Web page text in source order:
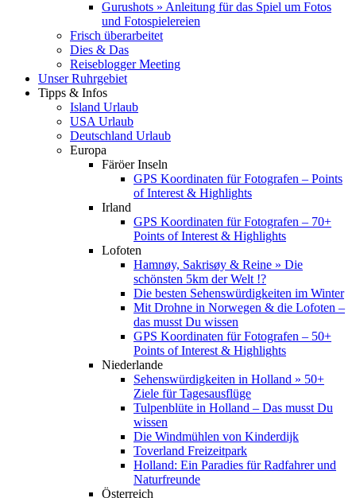
Gurushots » Anleitung für das Spiel um Fotos
und Fotospielereien
Frisch überarbeitet
Dies & Das
Reiseblogger Meeting
Unser Ruhrgebiet
Tipps & Infos
Island Urlaub
USA Urlaub
Deutschland Urlaub
Europa
Färöer Inseln
GPS Koordinaten für Fotografen – Points
of Interest & Highlights
Irland
GPS Koordinaten für Fotografen – 70+
Points of Interest & Highlights
Lofoten
Hamnøy, Sakrisøy & Reine » Die
schönsten 5km der Welt !?
Die besten Sehenswürdigkeiten im Winter
Mit Drohne in Norwegen & die Lofoten –
das musst Du wissen
GPS Koordinaten für Fotografen – 50+
Points of Interest & Highlights
Niederlande
Sehenswürdigkeiten in Holland » 50+
Ziele für Tagesausflüge
Tulpenblüte in Holland – Das musst Du
wissen
Die Windmühlen von Kinderdijk
Toverland Freizeitpark
Holland: Ein Paradies für Radfahrer und
Naturfreunde
Österreich